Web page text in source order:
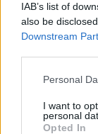
IAB’s list of
also be
Downstream
Personal
I want to
personal
Opted In
Privilégier un
ou plus) pour
exposés aux
lavage à
sauf si l’on
Utiliser des